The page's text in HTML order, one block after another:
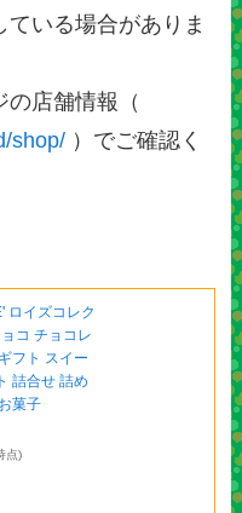
いる場合がありま
の店舗情報（
shop/ ）でご確認く
ロイズコレク
コ チョコレ
フト スイー
詰合せ 詰め
菓子
点)